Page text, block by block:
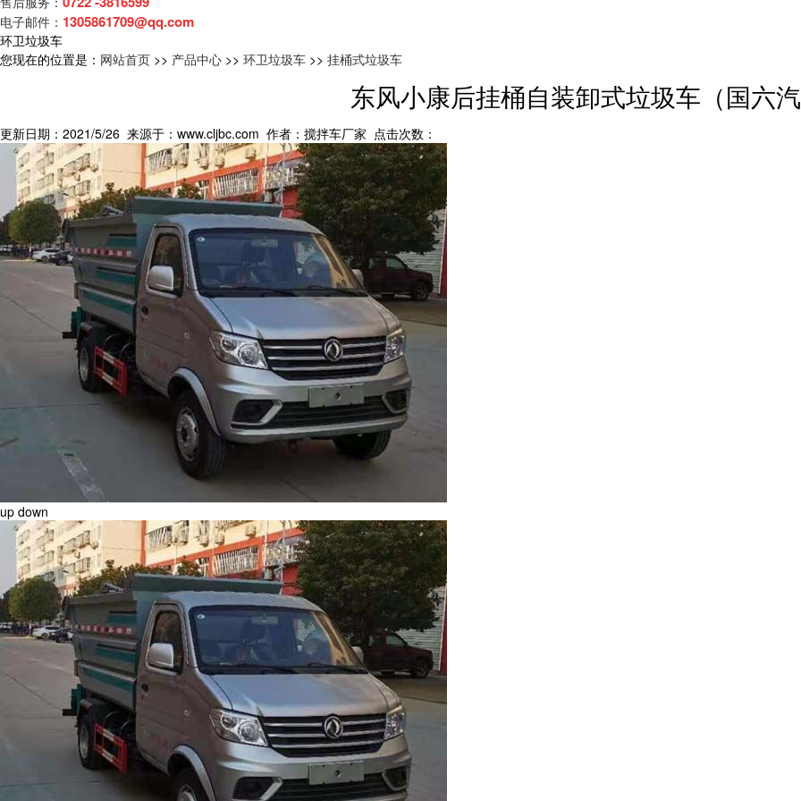
电子邮件： 1305861709@qq.com
环卫垃圾车
您现在的位置是： 网站首页 >> 产品中心 >> 环卫垃圾车 >> 挂桶式垃圾车
东风小康后挂桶自装卸式垃圾车（国六
更新日期：2021/5/26 来源于：www.cljbc.com 作者：搅拌车厂家 点击次数：
up down